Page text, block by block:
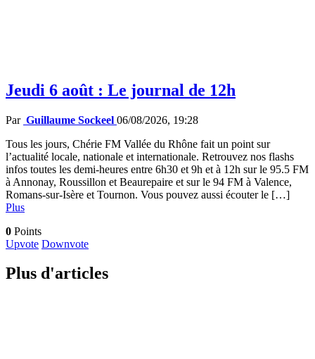
Jeudi 6 août : Le journal de 12h
Par Guillaume Sockeel 06/08/2026, 19:28
Tous les jours, Chérie FM Vallée du Rhône fait un point sur
l’actualité locale, nationale et internationale. Retrouvez nos flashs
infos toutes les demi-heures entre 6h30 et 9h et à 12h sur le 95.5 FM
à Annonay, Roussillon et Beaurepaire et sur le 94 FM à Valence,
Romans-sur-Isère et Tournon. Vous pouvez aussi écouter le […]
Plus
0 Points
Upvote Downvote
Plus d'articles